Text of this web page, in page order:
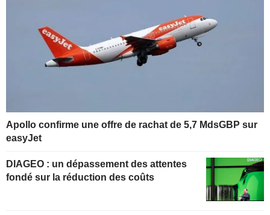
Apollo confirme une offre de rachat de 5,7 MdsGBP sur
easyJet
DIAGEO : un dépassement des attentes
fondé sur la réduction des coûts